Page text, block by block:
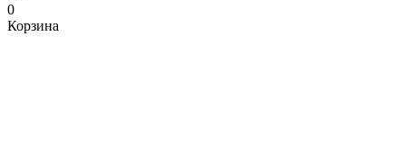
0
Корзина